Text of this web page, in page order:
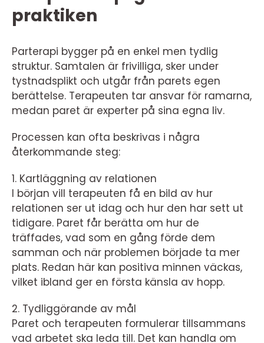
praktiken
Parterapi bygger på en enkel men tydlig
struktur. Samtalen är frivilliga, sker under
tystnadsplikt och utgår från parets egen
berättelse. Terapeuten tar ansvar för ramarna,
medan paret är experter på sina egna liv.
Processen kan ofta beskrivas i några
återkommande steg:
1. Kartläggning av relationen
I början vill terapeuten få en bild av hur
relationen ser ut idag och hur den har sett ut
tidigare. Paret får berätta om hur de
träffades, vad som en gång förde dem
samman och när problemen började ta mer
plats. Redan här kan positiva minnen väckas,
vilket ibland ger en första känsla av hopp.
2. Tydliggörande av mål
Paret och terapeuten formulerar tillsammans
vad arbetet ska leda till. Det kan handla om